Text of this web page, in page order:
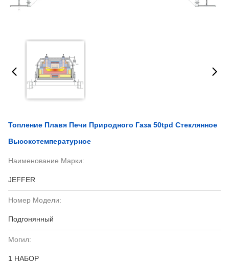
Топление Плавя Печи Природного Газа 50tpd Стеклянное
Высокотемпературное
Наименование Марки:
JEFFER
Номер Модели:
Подгонянный
Могил:
1 НАБОР